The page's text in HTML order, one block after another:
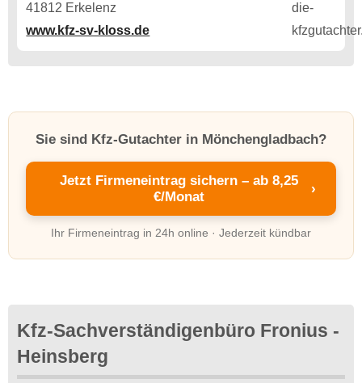
41812 Erkelenz
www.kfz-sv-kloss.de
Sie sind Kfz-Gutachter in Mönchengladbach?
Jetzt Firmeneintrag sichern – ab 8,25
€/Monat
›
Ihr Firmeneintrag in 24h online · Jederzeit kündbar
Kfz-Sachverständigenbüro Fronius -
Heinsberg